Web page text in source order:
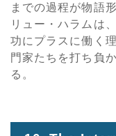
までの過程が物語
リュー・ハラムは
功にプラスに働く
門家たちを打ち負
る。